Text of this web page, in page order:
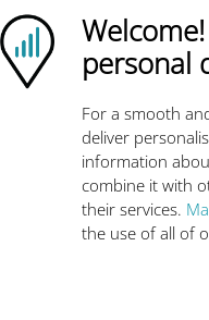
Ubigi logo
personal
For a smooth
deliver
information
combine it with
their services.
the use of all of
Vernetzte Autos